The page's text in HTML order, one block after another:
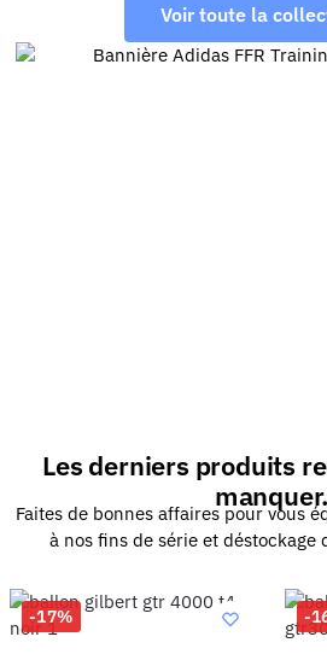
Voir toute la
Les derniers produits
manquer.
Faites de bonnes affaires pour vous
à nos fins de série et déstockage
-17% -